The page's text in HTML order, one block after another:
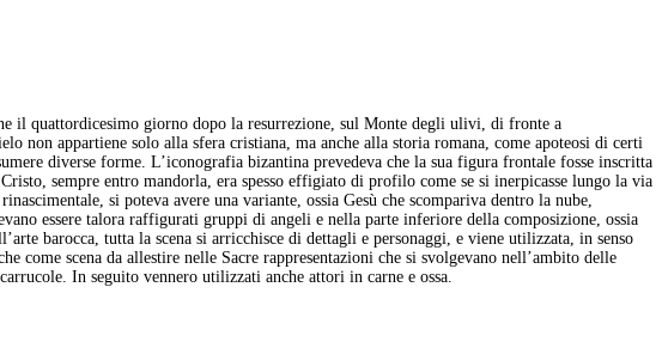
il quattordicesimo giorno dopo la resurrezione, sul Monte degli ulivi, di fronte a
non appartiene solo alla sfera cristiana, ma anche alla storia romana, come apoteosi di certi
diverse forme. L’iconografia bizantina prevedeva che la sua figura frontale fosse inscritta
sempre entro mandorla, era spesso effigiato di profilo come se si inerpicasse lungo la via
si poteva avere una variante, ossia Gesù che scompariva dentro la nube,
essere talora raffigurati gruppi di angeli e nella parte inferiore della composizione, ossia
barocca, tutta la scena si arricchisce di dettagli e personaggi, e viene utilizzata, in senso
scena da allestire nelle Sacre rappresentazioni che si svolgevano nell’ambito delle
In seguito vennero utilizzati anche attori in carne e ossa.